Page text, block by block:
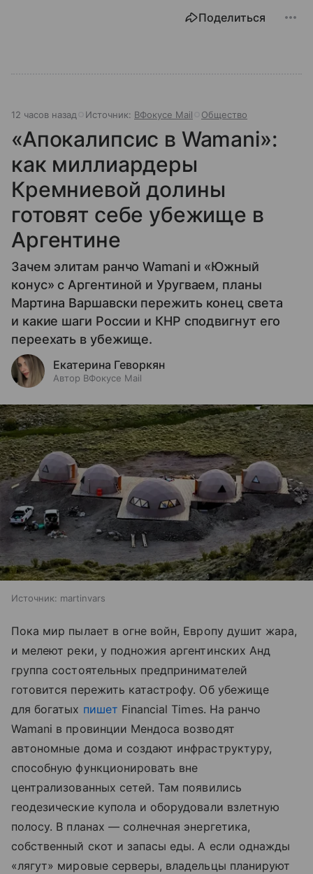
Поделиться
12 часов назад Источник: ВФокусе Mail Общество
«Апокалипсис в Wamani»:
как миллиардеры
Кремниевой долины
готовят себе убежище в
Аргентине
Зачем элитам ранчо Wamani и «Южный
конус» с Аргентиной и Уругваем, планы
Мартина Варшавски пережить конец света
и какие шаги России и КНР сподвигнут его
переехать в убежище.
Екатерина Геворкян
Автор ВФокусе Mail
Источник: martinvars
Пока мир пылает в огне войн, Европу душит жара,
и мелеют реки, у подножия аргентинских Анд
группа состоятельных предпринимателей
готовится пережить катастрофу. Об убежище
для богатых пишет Financial Times. На ранчо
Wamani в провинции Мендоса возводят
автономные дома и создают инфраструктуру,
способную функционировать вне
централизованных сетей. Там появились
геодезические купола и оборудовали взлетную
полосу. В планах — солнечная энергетика,
собственный скот и запасы еды. А если однажды
«лягут» мировые серверы, владельцы планируют